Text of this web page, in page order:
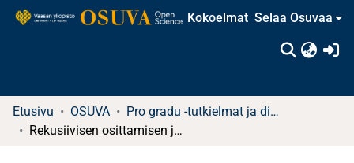
Kokoelmat Selaa Osuvaa
Etusivu OSUVA
Pro gradu -tutkielmat ja diplomityöt
Rekusiivisen osittamisen ja logit-mallin vertailu konkurssin ennustamisessa